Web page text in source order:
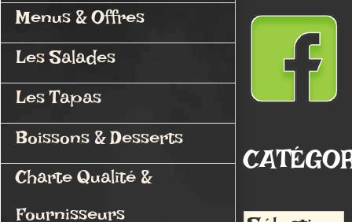
Menus & Offres
Les Salades
Les Tapas
Boissons & Desserts
Charte Qualité &